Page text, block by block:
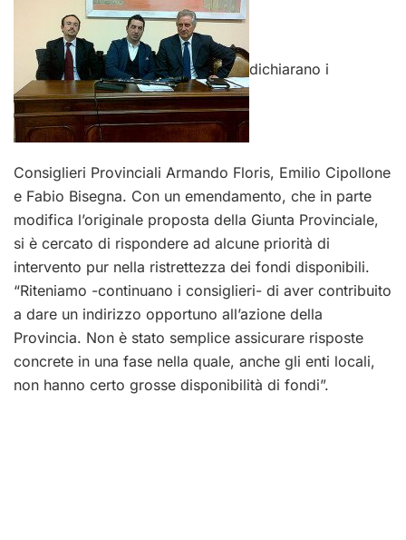
dichiarano i
Consiglieri Provinciali Armando Floris, Emilio Cipollone
e Fabio Bisegna. Con un emendamento, che in parte
modifica l’originale proposta della Giunta Provinciale,
si è cercato di rispondere ad alcune priorità di
intervento pur nella ristrettezza dei fondi disponibili.
“Riteniamo -continuano i consiglieri- di aver contribuito
a dare un indirizzo opportuno all’azione della
Provincia. Non è stato semplice assicurare risposte
concrete in una fase nella quale, anche gli enti locali,
non hanno certo grosse disponibilità di fondi”.